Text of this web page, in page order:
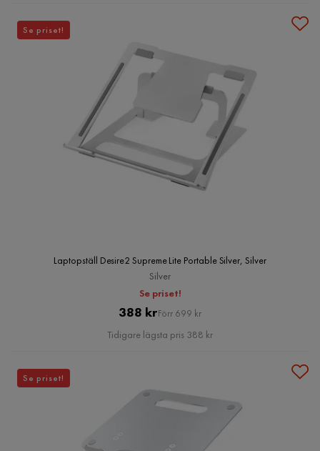
Laptopställ Desire2 Supreme Lite Portable Silver, Silver
Silver
Se priset!
Pris
388 krOriginal
Pris
Förr 699 kr
Tidigare lägsta pris 388 kr
Se priset!
Se priset!